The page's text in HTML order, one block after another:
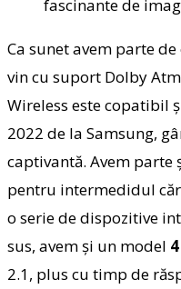
fascinante de
Ca sunet avem parte
vin cu suport Dolby
Wireless este copatibil
2022 de la Samsung,
captivantă. Avem
pentru intermedidul
o serie de dispozitive
sus, avem şi un model
2.1, plus cu timp de